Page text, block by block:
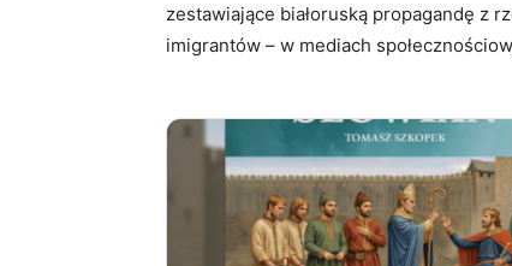
zestawiające białoruską propagandę z
imigrantów – w mediach